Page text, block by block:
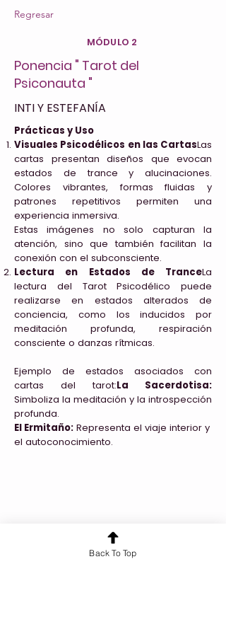
Regresar
MÓDULO 2
Ponencia " Tarot del
Psiconauta "
INTI Y ESTEFANÍA
Prácticas y Uso
Visuales Psicodélicos en las CartasLas
cartas presentan diseños que evocan
estados de trance y alucinaciones.
Colores vibrantes, formas fluidas y
patrones repetitivos permiten una
experiencia inmersiva.
Estas imágenes no solo capturan la
atención, sino que también facilitan la
conexión con el subconsciente.
Lectura en Estados de TranceLa
lectura del Tarot Psicodélico puede
realizarse en estados alterados de
conciencia, como los inducidos por
meditación profunda, respiración
consciente o danzas rítmicas.
Ejemplo de estados asociados con
cartas del tarot:La Sacerdotisa:
Simboliza la meditación y la introspección
profunda.
El Ermitaño: Representa el viaje interior y
el autoconocimiento.
Back To Top